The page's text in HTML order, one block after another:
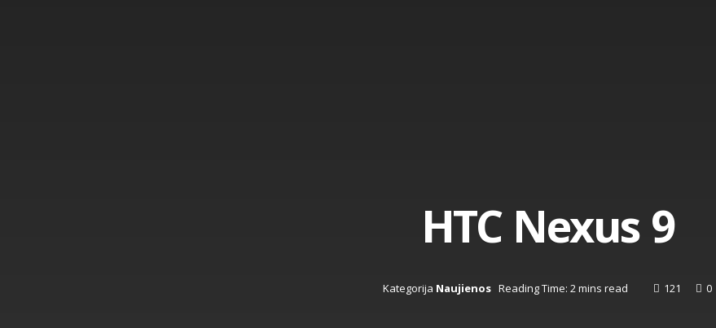
HTC Nexus 9
Kategorija Naujienos Reading Time: 2 mins read 121 0